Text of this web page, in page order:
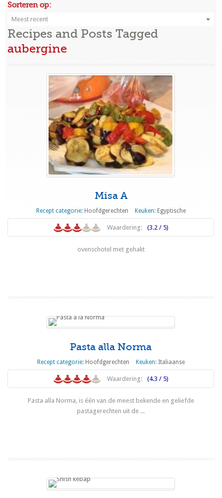
Sorteren op:
Meest recent
Recipes and Posts Tagged
aubergine
Misa A
Recept categorie: Hoofdgerechten Keuken: Egyptische
Waardering: (3.2 / 5)
ovenschotel met gehakt
Pasta alla Norma
Recept categorie: Hoofdgerechten Keuken: Italiaanse
Waardering: (4.3 / 5)
Pasta alla Norma, is één van de meest bekende en geliefde
pastagerechten uit de ...